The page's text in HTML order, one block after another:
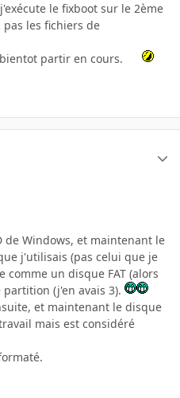
le fixboot sur le 2ème
les fichiers de
partir en cours.
de Windows, et maintenant le
j'utilisais (pas celui que je
comme un disque FAT (alors
(j'en avais 3).
et maintenant le disque
mais est considéré